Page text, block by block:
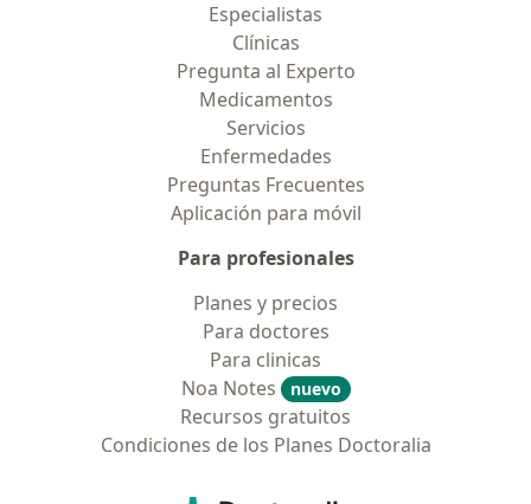
Especialistas
Clínicas
Pregunta al Experto
Medicamentos
Servicios
Enfermedades
Preguntas Frecuentes
Aplicación para móvil
Para profesionales
Planes y precios
Para doctores
Para clinicas
Noa Notes
nuevo
Recursos gratuitos
Condiciones de los Planes Doctoralia